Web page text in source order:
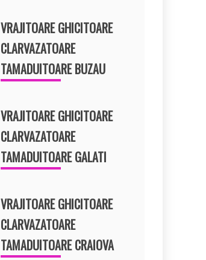
VRAJITOARE GHICITOARE
CLARVAZATOARE
TAMADUITOARE BUZAU
VRAJITOARE GHICITOARE
CLARVAZATOARE
TAMADUITOARE GALATI
VRAJITOARE GHICITOARE
CLARVAZATOARE
TAMADUITOARE CRAIOVA